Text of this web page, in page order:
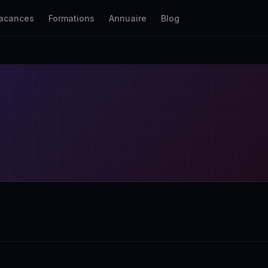
Formations Annuaire Blog